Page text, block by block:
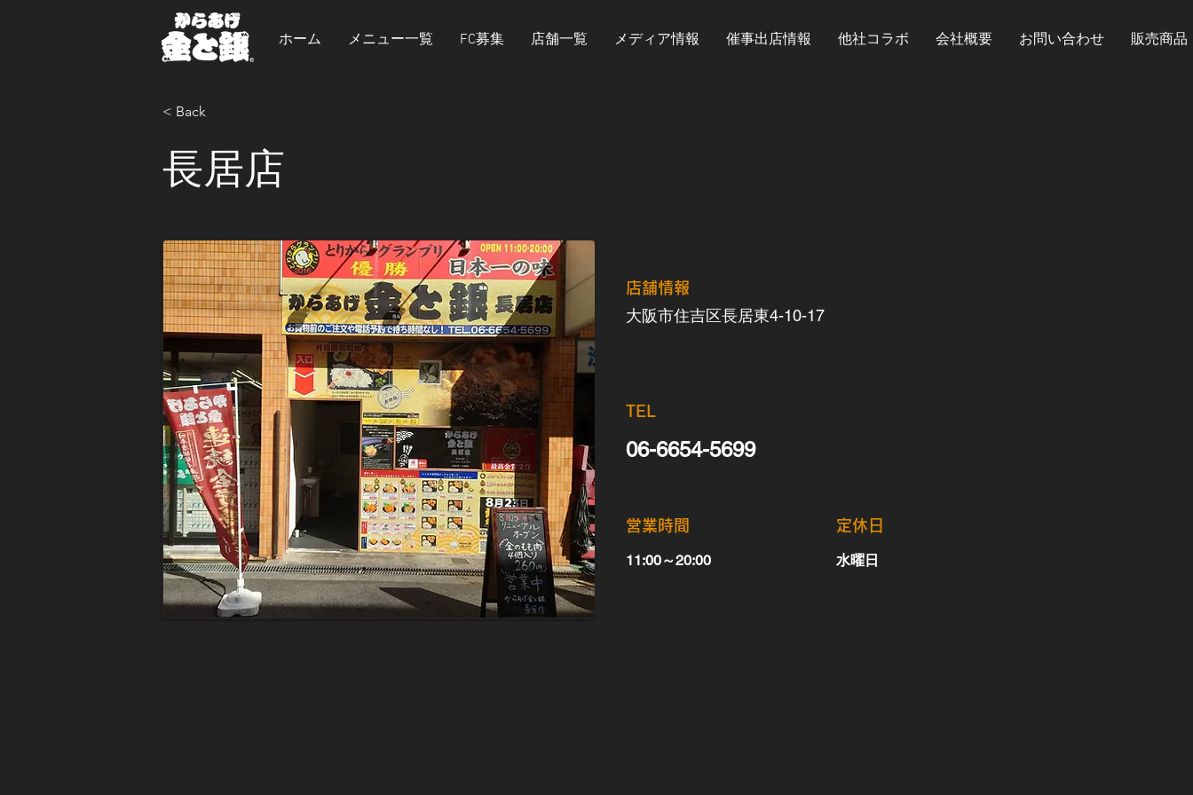
ホーム メニュー一覧 FC募集 店舗一覧 メディア情報 催事出店情報 他社コラボ 会社概要 お問い合わせ 販売商品
< Back
長居店
​店舗情報
大阪市住吉区長居東4-10-17
TEL
06-6654-5699
営業時間
11:00～20:00
定休日
水曜日